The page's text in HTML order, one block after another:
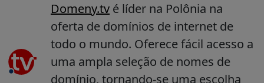
Domeny.tv é líder na Polônia na
oferta de domínios de internet de
todo o mundo. Oferece fácil acesso a
uma ampla seleção de nomes de
domínio, tornando-se uma escolha